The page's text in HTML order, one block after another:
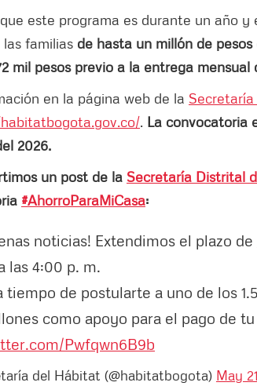
este programa es durante un año
familias de hasta un millón de
mil pesos previo a la entrega mensual
en la página web de la
. La convocatoria
2026.
un post de la Secretaría Distrital
#AhorroParaMiCasa:
noticias! Extendimos el plazo de
las 4:00 p. m.
tiempo de postularte a uno de los
como apoyo para el pago de
Pwfqwn6B9b
del Hábitat (@habitatbogota) May